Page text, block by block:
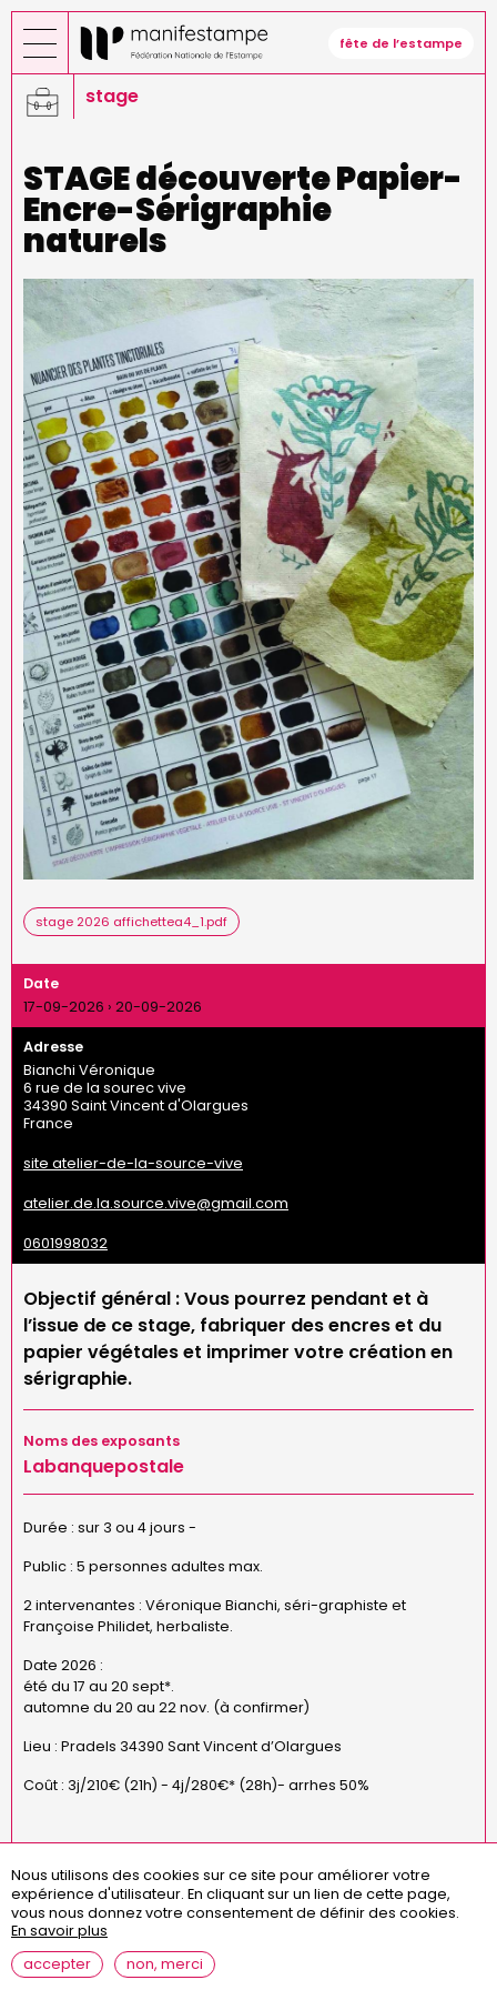
Aller
au
contenu
principal
fête de l’estampe
stage
STAGE découverte Papier-
Encre-Sérigraphie
naturels
stage 2026 affichettea4_1.pdf
Objectif général : Vous pourrez pendant et à
l’issue de ce stage, fabriquer des encres et du
papier végétales et imprimer votre création en
sérigraphie.
Noms des exposants
Labanquepostale
Durée : sur 3 ou 4 jours -
Public : 5 personnes adultes max.
2 intervenantes : Véronique Bianchi, séri-graphiste et
Françoise Philidet, herbaliste.
Date 2026 :
été du 17 au 20 sept*.
automne du 20 au 22 nov. (à confirmer)
Lieu : Pradels 34390 Sant Vincent d’Olargues
Coût : 3j/210€ (21h) - 4j/280€* (28h)- arrhes 50%
Date
17-09-2026 › 20-09-2026
Adresse
Bianchi Véronique
6 rue de la sourec vive
34390 Saint Vincent d'Olargues
France
site atelier-de-la-source-vive
atelier.de.la.source.vive@gmail.com
0601998032
Menu
Pied
de
page
missions statuts
règlement intérieur
assemblées générales
mentions légales
Nous utilisons des cookies sur ce site pour améliorer votre
expérience d'utilisateur. En cliquant sur un lien de cette page,
vous nous donnez votre consentement de définir des cookies.
En savoir plus
accepter
non, merci